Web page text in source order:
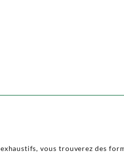
vous trouverez des